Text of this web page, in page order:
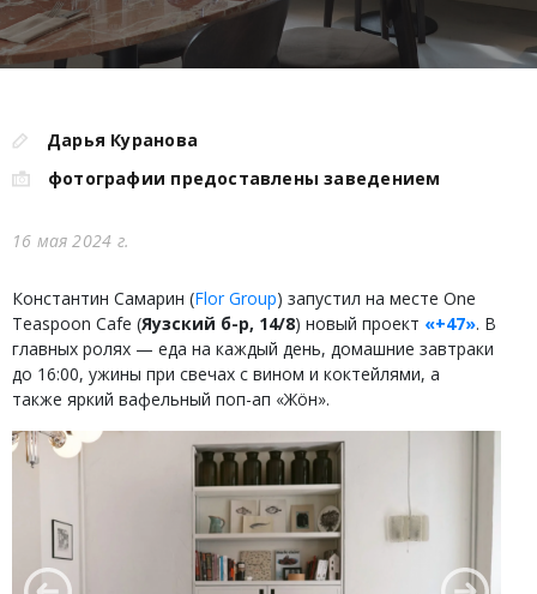
Дарья Куранова
фотографии предоставлены заведением
16 мая 2024 г.
Константин Самарин (Flor Group) запустил на месте One
Teaspoon Cafe (Яузский б-р, 14/8) новый проект «+47». В
главных ролях — еда на каждый день, домашние завтраки
до 16:00, ужины при свечах с вином и коктейлями, а
также яркий вафельный поп-ап «Жöн».